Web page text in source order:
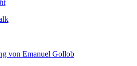
von Emanuel Gollob